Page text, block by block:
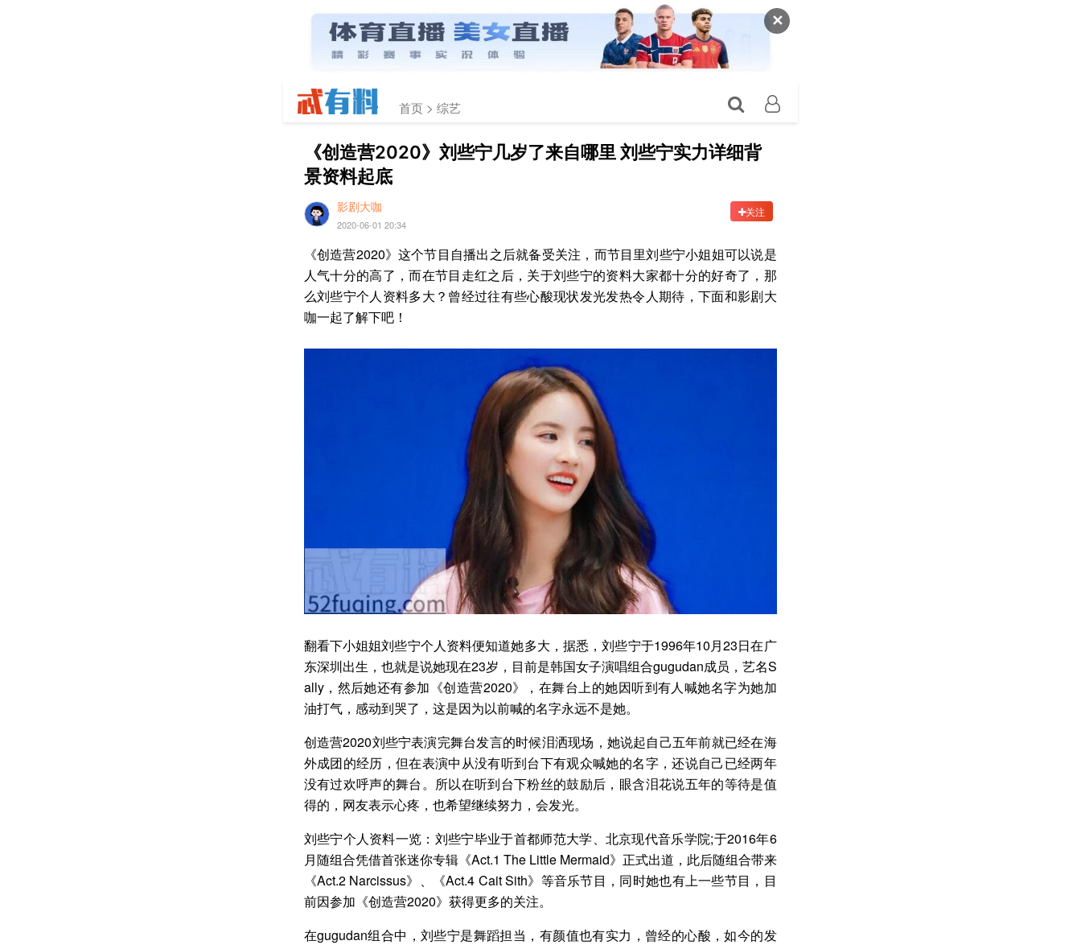
✕
首页 > 综艺
《创造营2020》刘些宁几岁了来自哪里 刘些宁实力详细背
景资料起底
影剧大咖
2020-06-01 20:34
关注
《创造营2020》这个节目自播出之后就备受关注，而节目里刘些宁小姐姐可以说是
人气十分的高了，而在节目走红之后，关于刘些宁的资料大家都十分的好奇了，那
么刘些宁个人资料多大？曾经过往有些心酸现状发光发热令人期待，下面和影剧大
咖一起了解下吧！
翻看下小姐姐刘些宁个人资料便知道她多大，据悉，刘些宁于1996年10月23日在广
东深圳出生，也就是说她现在23岁，目前是韩国女子演唱组合gugudan成员，艺名S
ally，然后她还有参加《创造营2020》，在舞台上的她因听到有人喊她名字为她加
油打气，感动到哭了，这是因为以前喊的名字永远不是她。
创造营2020刘些宁表演完舞台发言的时候泪洒现场，她说起自己五年前就已经在海
外成团的经历，但在表演中从没有听到台下有观众喊她的名字，还说自己已经两年
没有过欢呼声的舞台。所以在听到台下粉丝的鼓励后，眼含泪花说五年的等待是值
得的，网友表示心疼，也希望继续努力，会发光。
刘些宁个人资料一览：刘些宁毕业于首都师范大学、北京现代音乐学院;于2016年6
月随组合凭借首张迷你专辑《Act.1 The Little Mermaid》正式出道，此后随组合带来
《Act.2 Narcissus》、《Act.4 Cait Sith》等音乐节目，同时她也有上一些节目，目
前因参加《创造营2020》获得更多的关注。
在gugudan组合中，刘些宁是舞蹈担当，有颜值也有实力，曾经的心酸，如今的发